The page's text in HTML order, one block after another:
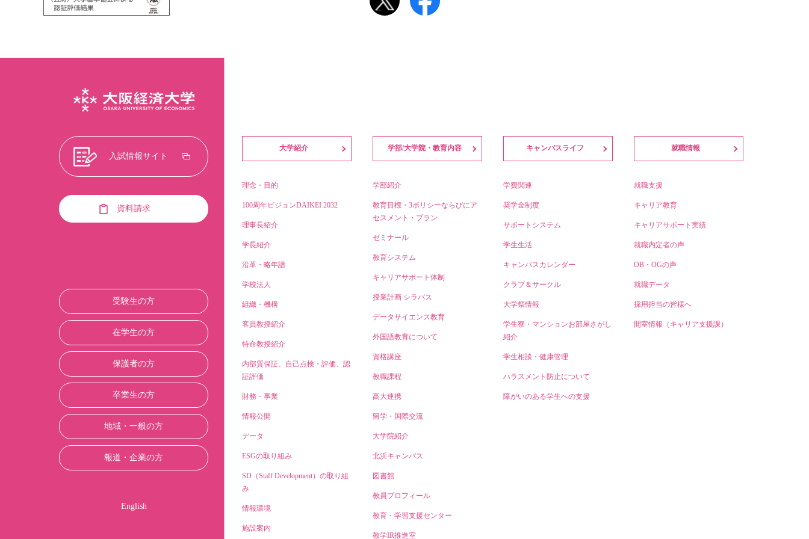
入試情報サイト
資料請求
受験生の方
在学生の方
保護者の方
卒業生の方
地域・一般の方
報道・企業の方
English
大学紹介
理念・目的
100周年ビジョンDAIKEI 2032
理事長紹介
学長紹介
沿革・略年譜
学校法人
組織・機構
客員教授紹介
特命教授紹介
内部質保証、自己点検・評価、認
証評価
財務・事業
情報公開
データ
ESGの取り組み
SD（Staff Development）の取り組
み
情報環境
施設案内
学部/大学院・教育内容
学部紹介
教育目標・3ポリシーならびにア
セスメント・プラン
ゼミナール
教育システム
キャリアサポート体制
授業計画 シラバス
データサイエンス教育
外国語教育について
資格講座
教職課程
高大連携
留学・国際交流
大学院紹介
北浜キャンパス
図書館
教員プロフィール
教育・学習支援センター
教学IR推進室
キャンパスライフ
学費関連
奨学金制度
サポートシステム
学生生活
キャンパスカレンダー
クラブ＆サークル
大学祭情報
学生寮・マンションお部屋さがし
紹介
学生相談・健康管理
ハラスメント防止について
障がいのある学生への支援
就職情報
就職支援
キャリア教育
キャリアサポート実績
就職内定者の声
OB・OGの声
就職データ
採用担当の皆様へ
開室情報（キャリア支援課）